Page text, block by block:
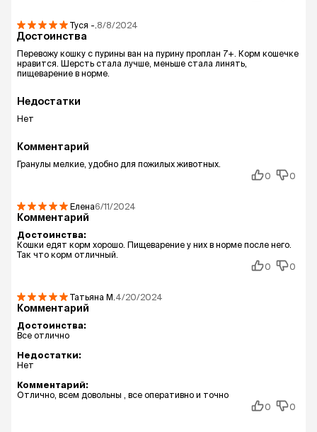
Туся -. 8/8/2024
Достоинства
Перевожу кошку с пурины ван на пурину проплан 7+. Корм кошечке
нравится. Шерсть стала лучше, меньше стала линять,
пищеварение в норме.
Недостатки
Нет
Комментарий
Гранулы мелкие, удобно для пожилых животных.
0
0
Елена6/11/2024
Комментарий
Достоинства:
Кошки едят корм хорошо. Пищеварение у них в норме после него.
Так что корм отличный.
0
0
Татьяна М. 4/20/2024
Комментарий
Достоинства:
Все отлично
Недостатки:
Нет
Комментарий:
Отлично, всем довольны , все оперативно и точно
0
0